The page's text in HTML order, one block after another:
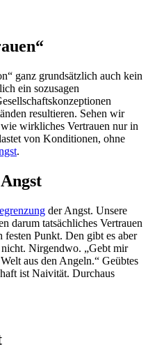
ganz grundsätzlich auch kein
ein sozusagen
resultieren. Sehen wir
wirkliches Vertrauen nur in
von Konditionen, ohne
.
der Angst. Unsere
darum tatsächliches Vertrauen
Punkt. Den gibt es aber
Nirgendwo. „Gebt mir
aus den Angeln.“ Geübtes
ist Naivität. Durchaus